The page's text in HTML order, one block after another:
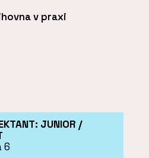
v praxi
JUNIOR /
6